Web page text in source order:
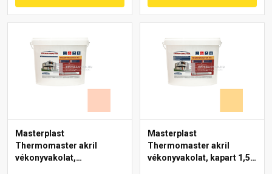
Masterplast
Thermomaster akril
vékonyvakolat,
Masterplast
Thermomaster akril
vékonyvakolat, kapart 1,5